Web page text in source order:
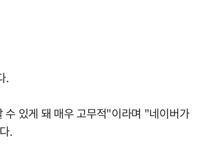
.
수 있게 돼 매우 고무적"이라며 "네이버가
.